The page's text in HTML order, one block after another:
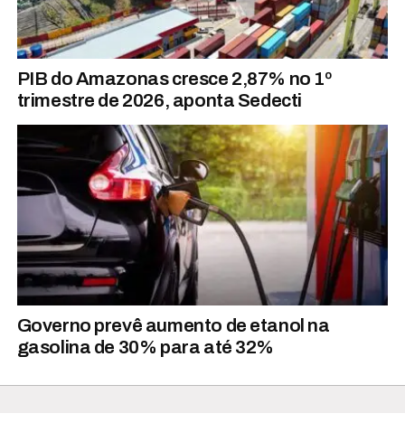
PIB do Amazonas cresce 2,87% no 1º
trimestre de 2026, aponta Sedecti
Governo prevê aumento de etanol na
gasolina de 30% para até 32%